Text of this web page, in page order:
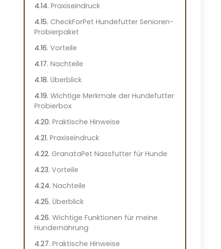
Praxiseindruck
CheckForPet Hundefutter Senioren-
Probierpaket
Vorteile
Nachteile
Überblick
Wichtige Merkmale der Hundefutter
Probierbox
Praktische Hinweise
Praxiseindruck
GranataPet Nassfutter für Hunde
Vorteile
Nachteile
Überblick
Wichtige Funktionen für meine
Hundernährung
Praktische Hinweise